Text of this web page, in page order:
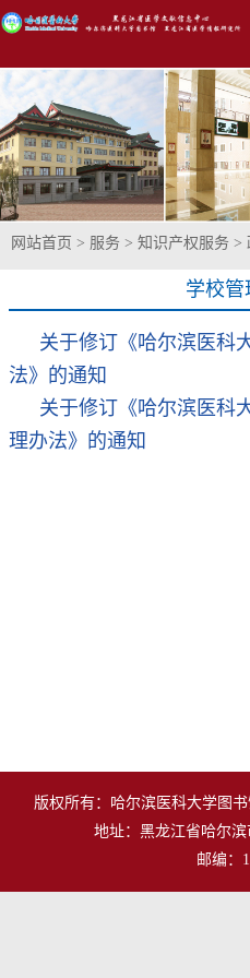
网站首页 > 服务 > 知识产权服务 >
学校管
关于修订《哈尔滨医科
法》的通知
关于修订《哈尔滨医科
理办法》的通知
版权所有：哈尔滨医科大学图
地址：黑龙江省哈尔
邮编：